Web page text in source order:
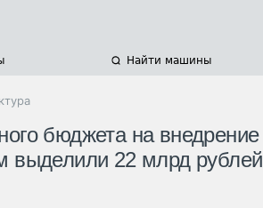
Найти машины
бюджета на внедрение
выделили 22 млрд рублей